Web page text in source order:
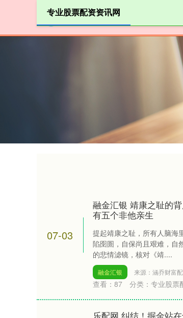
专业股票配资资讯网
07-03
融金汇银 靖康之耻的
有五个非他亲生
提起靖康之耻，所有人脑海
陷囹圄，自保尚且艰难，自
的悲情滤镜，核对《靖....
融金汇银 来源：涵乔财富
查看： 87 分类： 专业股票
乐配网 纠结！掘金站